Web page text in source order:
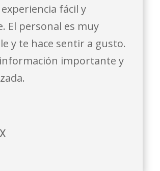
fácil y
El personal es muy
y te hace sentir a gusto.
importante y